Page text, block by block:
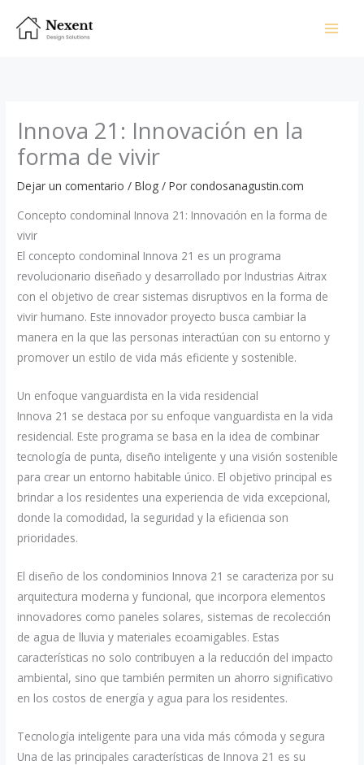
Innova 21: Innovación en la
forma de vivir
Dejar un comentario /Blog / Por condosanagustin.com
Concepto condominal Innova 21: Innovación en la forma de
vivir
El concepto condominal Innova 21 es un programa
revolucionario diseñado y desarrollado por Industrias Aitrax
con el objetivo de crear sistemas disruptivos en la forma de
vivir humano. Este innovador proyecto busca cambiar la
manera en la que las personas interactúan con su entorno y
promover un estilo de vida más eficiente y sostenible.
Un enfoque vanguardista en la vida residencial
Innova 21 se destaca por su enfoque vanguardista en la vida
residencial. Este programa se basa en la idea de combinar
tecnología de punta, diseño inteligente y una visión sostenible
para crear un entorno habitable único. El objetivo principal es
brindar a los residentes una experiencia de vida excepcional,
donde la comodidad, la seguridad y la eficiencia son
prioridades.
El diseño de los condominios Innova 21 se caracteriza por su
arquitectura moderna y funcional, que incorpora elementos
innovadores como paneles solares, sistemas de recolección
de agua de lluvia y materiales ecoamigables. Estas
características no solo contribuyen a la reducción del impacto
ambiental, sino que también permiten un ahorro significativo
en los costos de energía y agua para los residentes.
Tecnología inteligente para una vida más cómoda y segura
Una de las principales características de Innova 21 es su